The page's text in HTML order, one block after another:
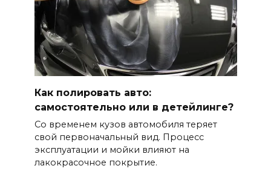
Как полировать авто:
самостоятельно или в детейлинге?
Со временем кузов автомобиля теряет
свой первоначальный вид. Процесс
эксплуатации и мойки влияют на
лакокрасочное покрытие.